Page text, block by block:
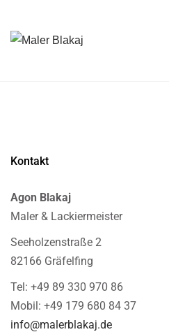
Kontakt
Agon Blakaj
Maler & Lackiermeister
Seeholzenstraße 2
82166 Gräfelfing
Tel: +49 89 330 970 86
Mobil: +49 179 680 84 37
info@malerblakaj.de